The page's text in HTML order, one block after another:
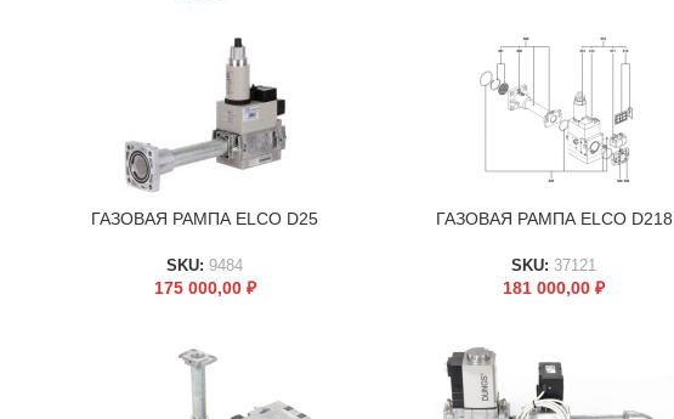
В КОРЗИНУГАЗОВАЯ РАМПА ELCO D25
SKU:9484
175 000,00 ₽
В КОРЗИНУ
ГАЗОВАЯ РАМПА ELCO D218
SKU: 37121
181 000,00₽